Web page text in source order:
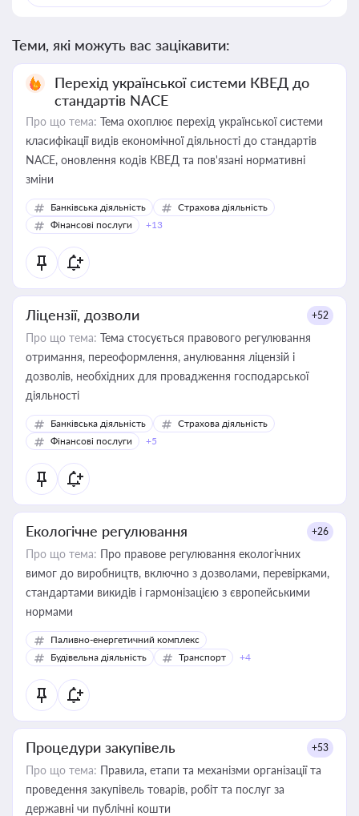
Теми, які можуть вас зацікавити:
Перехід української системи КВЕД до
стандартів NACE
Про що тема: Тема охоплює перехід української системи
класифікації видів економічної діяльності до стандартів
NACE, оновлення кодів КВЕД та пов'язані нормативні
зміни
Банківська діяльність
Страхова діяльність
Фінансові послуги
+13
Ліцензії, дозволи +52
Про що тема: Тема стосується правового регулювання
отримання, переоформлення, анулювання ліцензій і
дозволів, необхідних для провадження господарської
діяльності
Банківська діяльність
Страхова діяльність
Фінансові послуги
+5
Екологічне регулювання +26
Про що тема: Про правове регулювання екологічних
вимог до виробництв, включно з дозволами, перевірками,
стандартами викидів і гармонізацією з європейськими
нормами
Паливно-енергетичний комплекс
Будівельна діяльність
Транспорт +4
Процедури закупівель +53
Про що тема: Правила, етапи та механізми організації та
проведення закупівель товарів, робіт та послуг за
державні чи публічні кошти